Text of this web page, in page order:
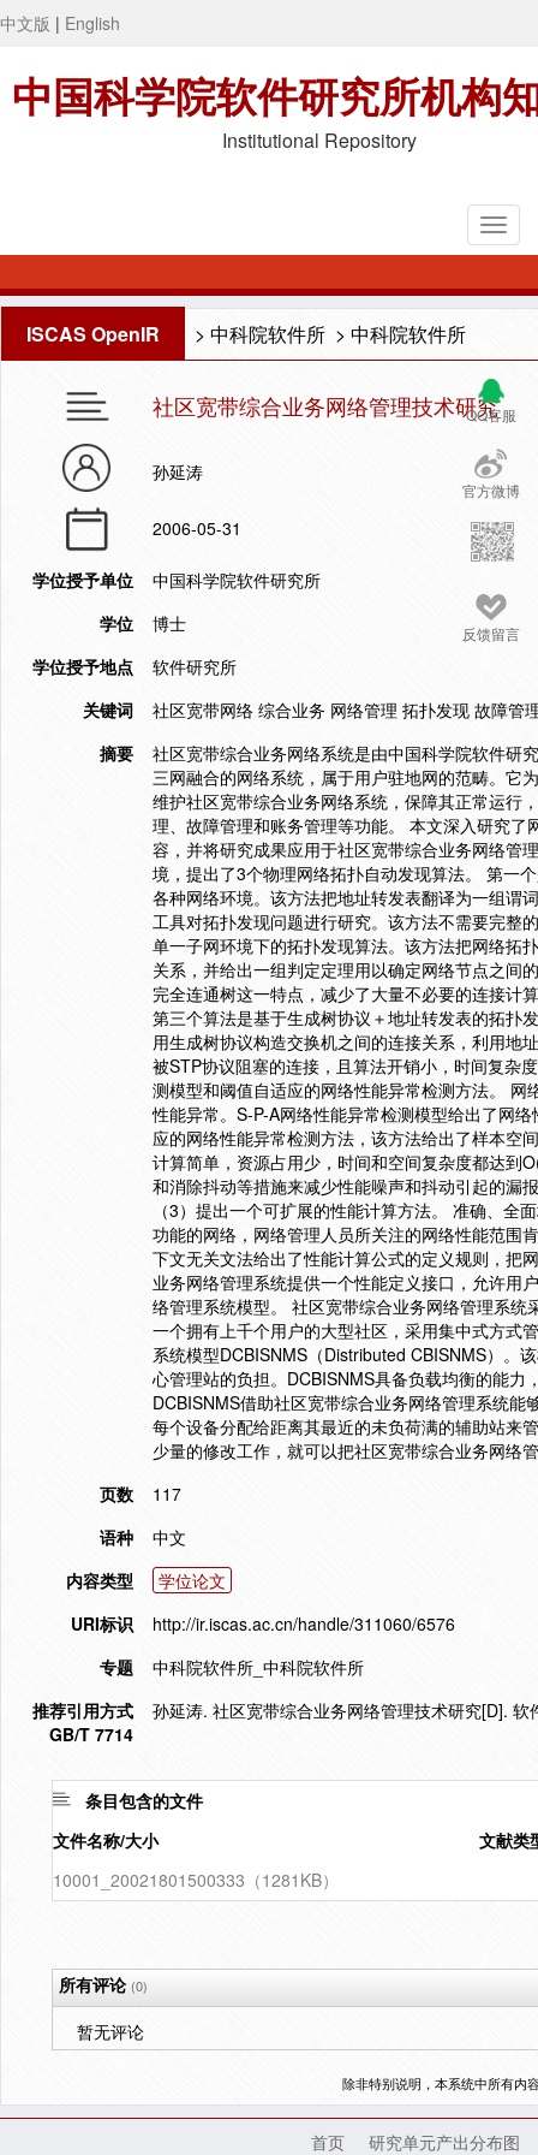
中文版 | English
中国科学院软件研究所机构
Institutional Repository
ISCAS OpenIR > 中科院软件所 > 中科院软件所
QQ客服
官方微博
反馈留言
社区宽带综合业务网络管理技术研究
孙延涛
2006-05-31
学位授予单位
中国科学院软件研究所
学位
博士
学位授予地点
软件研究所
关键词
社区宽带网络 综合业务 网络管理 拓扑发现 故障管
摘要
社区宽带综合业务网络系统是由中国科学院软件研
三网融合的网络系统，属于用户驻地网的范畴。它
维护社区宽带综合业务网络系统，保障其正常运行
理、故障管理和账务管理等功能。 本文深入研究
容，并将研究成果应用于社区宽带综合业务网络管
境，提出了3个物理网络拓扑自动发现算法。 第一
各种网络环境。该方法把地址转发表翻译为一组谓
工具对拓扑发现问题进行研究。该方法不需要完整
单一子网环境下的拓扑发现算法。该方法把网络拓
关系，并给出一组判定定理用以确定网络节点之间
完全连通树这一特点，减少了大量不必要的连接计
第三个算法是基于生成树协议＋地址转发表的拓扑
用生成树协议构造交换机之间的连接关系，利用地
被STP协议阻塞的连接，且算法开销小，时间复杂
测模型和阈值自适应的网络性能异常检测方法。
性能异常。S-P-A网络性能异常检测模型给出了网
应的网络性能异常检测方法，该方法给出了样本空
计算简单，资源占用少，时间和空间复杂度都达到
和消除抖动等措施来减少性能噪声和抖动引起的漏
（3）提出一个可扩展的性能计算方法。 准确、
功能的网络，网络管理人员所关注的网络性能范围
下文无关文法给出了性能计算公式的定义规则，把
业务网络管理系统提供一个性能定义接口，允许用
络管理系统模型。 社区宽带综合业务网络管理系
一个拥有上千个用户的大型社区，采用集中式方式
系统模型DCBISNMS（Distributed CBISNMS）。
心管理站的负担。DCBISNMS具备负载均衡的能
DCBISNMS借助社区宽带综合业务网络管理系统
每个设备分配给距离其最近的未负荷满的辅助站来
少量的修改工作，就可以把社区宽带综合业务网络
页数
117
语种
中文
内容类型
学位论文
URI标识
http://ir.iscas.ac.cn/handle/311060/6576
专题
中科院软件所_中科院软件所
推荐引用方式
GB/T 7714
孙延涛. 社区宽带综合业务网络管理技术研究[D].
条目包含的文件
文件名称/大小
文献类
10001_20021801500333（1281KB）
所有评论(0)
暂无评论
除非特别说明，本系统中所有内
首页 研究单元产出分布图